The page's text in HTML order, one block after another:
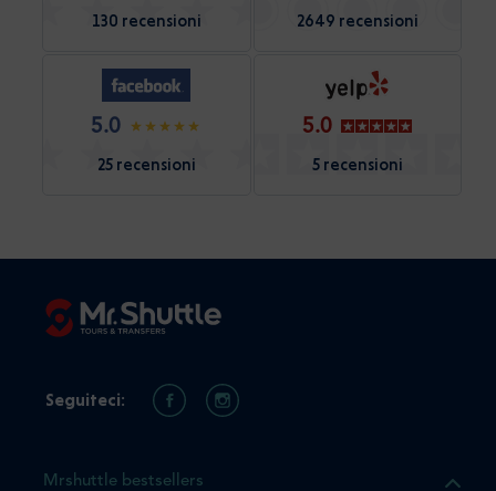
130 recensioni 2649 recensioni
5.0
25 recensioni
5.0
5 recensioni
Mrshuttle bestsellers
Seguiteci: